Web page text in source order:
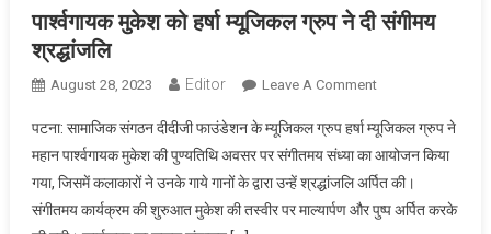
पार्श्वगायक मुकेश को हर्षा म्यूजिकल ग्रुप ने दी संगीमय
श्रद्धांजलि
August 28, 2023 Editor Leave A CommentOn पार्श्वगायक मुकेश
ग्रुप ने दी संगीमय
श्रद्धांजलि
पटना: सामाजिक संगठन दीदीजी फाउंडेशन के म्यूजिकल ग्रुप हर्षा म्यूजिकल ग्रुप ने
महान पार्श्वगायक मुकेश की पुण्यतिथि अवसर पर संगीतमय संध्या का आयोजन किया
गया, जिसमें कलाकारों ने उनके गाये गानों के द्वारा उन्हें श्रद्धांजलि अर्पित की।
संगीतमय कार्यक्रम की शुरुआत मुकेश की तस्वीर पर माल्यार्पण और पुष्प अर्पित करके